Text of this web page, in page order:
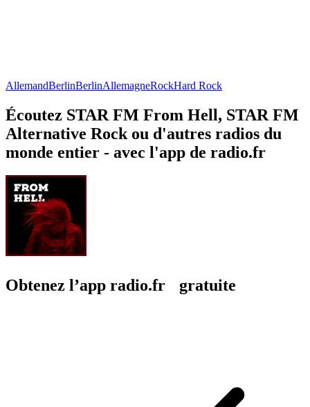
AllemandBerlinBerlinAllemagneRockHard Rock
Écoutez STAR FM From Hell, STAR FM
Alternative Rock ou d'autres radios du
monde entier - avec l'app de radio.fr
Obtenez l’app radio.fr gratuite